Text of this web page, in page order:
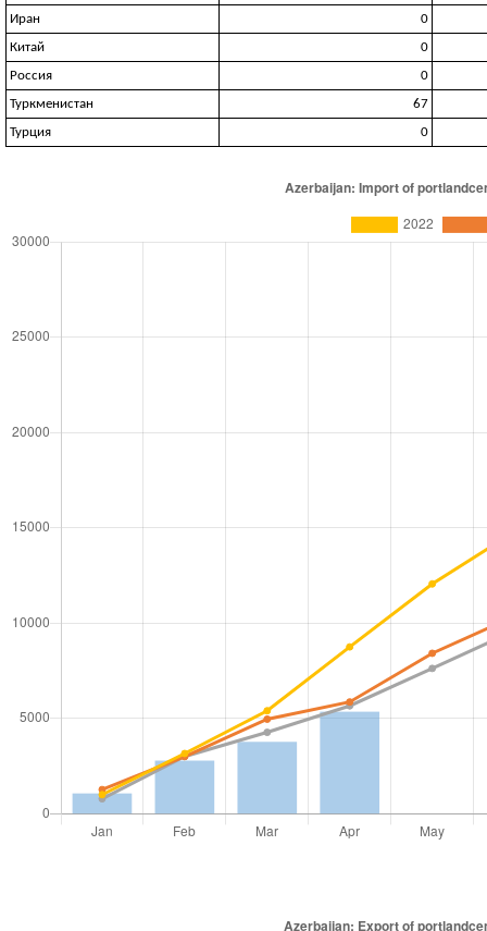
Иран
0
Китай
0
Россия
0
Туркменистан
67
Турция
0